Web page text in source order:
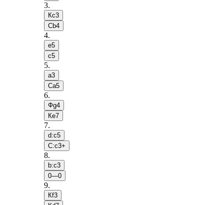
3.
Кc3
Сb4
4.
e5
c5
5.
a3
Сa5
6.
Фg4
Кe7
7.
d:c5
С:c3+
8.
b:c3
0—0
9.
Кf3